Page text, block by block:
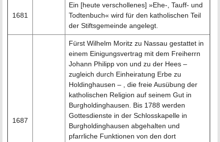
1681
Ein [heute verschollenes] »Ehe-, Tauff- und
Todtenbuch« wird für den katholischen Teil
der Stiftsgemeinde angelegt.
1687
Fürst Wilhelm Moritz zu Nassau gestattet in
einem Einigungsvertrag mit dem Freiherrn
Johann Philipp von und zu der Hees –
zugleich durch Einheiratung Erbe zu
Holdinghausen – , die freie Ausübung der
katholischen Religion auf seinem Gut in
Burgholdinghausen. Bis 1788 werden
Gottesdienste in der Schlosskapelle in
Burgholdinghausen abgehalten und
pfarrliche Funktionen von den dort